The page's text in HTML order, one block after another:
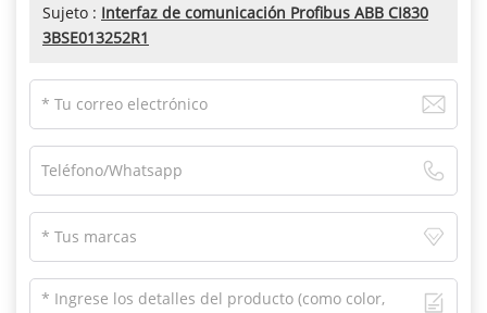
Sujeto : Interfaz de comunicación Profibus ABB CI830
3BSE013252R1